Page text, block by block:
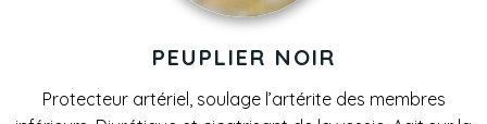
PEUPLIER NOIR
Protecteur artériel, soulage l’artérite des membres